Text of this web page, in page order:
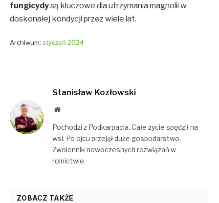
fungicydysą kluczowe dla utrzymania magnolii w
doskonałej kondycji przez wiele lat.
Archiwum: styczeń 2024
Stanisław Kozłowski
Website
Pochodzi z Podkarpacia. Całe życie spędził na
wsi. Po ojcu przejął duże gospodarstwo.
Zwolennik nowoczesnych rozwiązań w
rolnictwie.
ZOBACZ TAKŻE